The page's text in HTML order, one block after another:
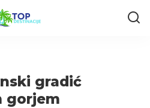
gradić
gorjem